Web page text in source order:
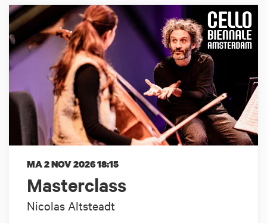
Masterclass
Nicolas Altsteadt
MA 2 NOV 202618:15